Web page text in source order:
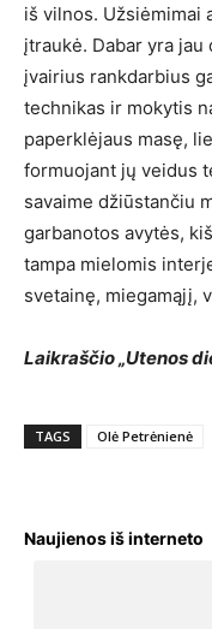
iš vilnos. Užsiėmimai
įtraukė. Dabar yra jau
įvairius rankdarbius
technikas ir mokytis
paperklėjaus masę,
formuojant jų veidus
savaime džiūstančiu
garbanotos avytės,
tampa mielomis
svetainę, miegamąjį,
Laikraščio „Utenos
TAGS Olė Petrėnienė
Naujienos iš interneto